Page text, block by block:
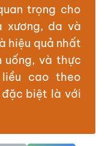
trọng cho
xương, da và
hiệu quả nhất
uống, và thực
cao theo
đặc biệt là với